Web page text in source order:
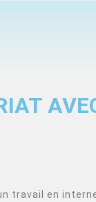
travail en